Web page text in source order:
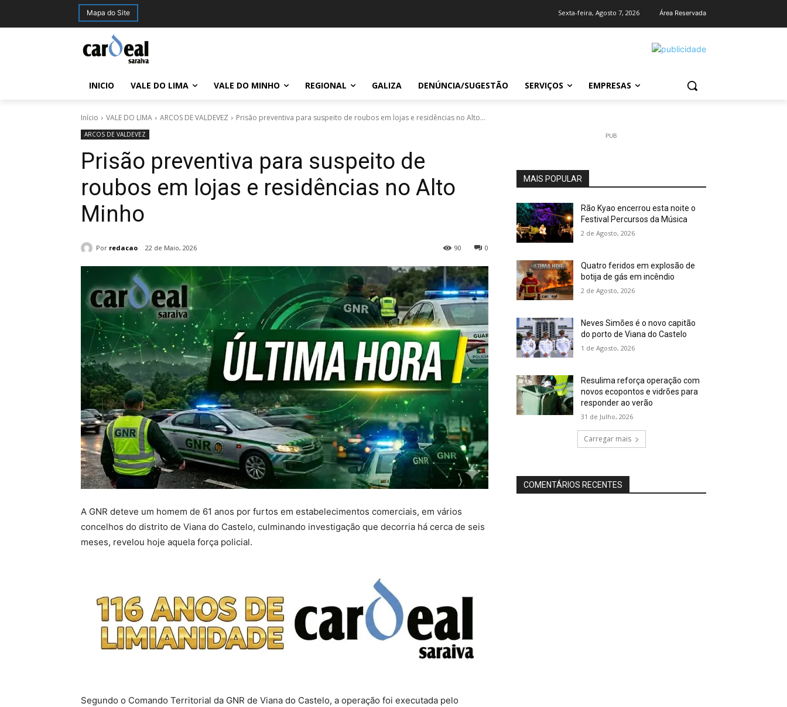
Mapa do Site Sexta-feira, Agosto 7, 2026 Área Reservada
INICIO VALE DO LIMA VALE DO MINHO REGIONAL GALIZA DENÚNCIA/SUGESTÃO SERVIÇOS EMPRESAS
Início VALE DO LIMA ARCOS DE VALDEVEZ Prisão preventiva para suspeito de roubos em lojas e residências no Alto...
ARCOS DE VALDEVEZ
Prisão preventiva para suspeito de
roubos em lojas e residências no Alto
Minho
Por redacao 22 de Maio, 2026 0
90
A GNR deteve um homem de 61 anos por furtos em estabelecimentos comerciais, em vários
concelhos do distrito de Viana do Castelo, culminando investigação que decorria há cerca de seis
meses, revelou hoje aquela força policial.
Segundo o Comando Territorial da GNR de Viana do Castelo, a operação foi executada pelo
PUB
MAIS POPULAR
Rão Kyao encerrou esta noite o
Festival Percursos da Música
2 de Agosto, 2026
Quatro feridos em explosão de
botija de gás em incêndio
2 de Agosto, 2026
Neves Simões é o novo capitão
do porto de Viana do Castelo
1 de Agosto, 2026
Resulima reforça operação com
novos ecopontos e vidrões para
responder ao verão
31 de Julho, 2026
Carregar mais
COMENTÁRIOS RECENTES